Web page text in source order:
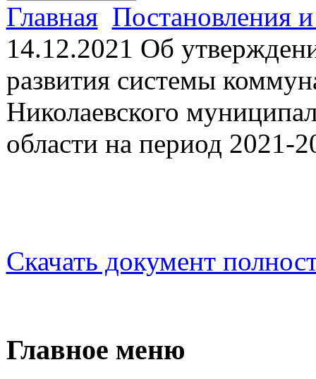
Главная Постановления
14.12.2021 Об
развития системы
Николаевского
области на период 2021-
Скачать документ
Главное меню